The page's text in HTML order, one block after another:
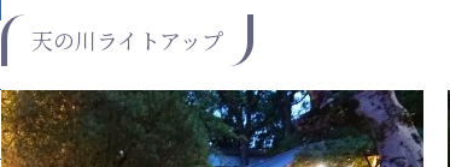
天の川ライトアップ